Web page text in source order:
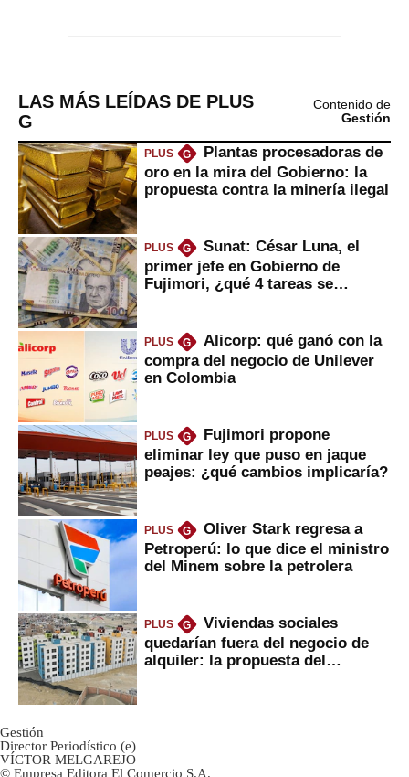
LAS MÁS LEÍDAS DE PLUS
G
Contenido de
Gestión
PLUS G
Plantas procesadoras de
oro en la mira del Gobierno: la
propuesta contra la minería ilegal
PLUS G
Sunat: César Luna, el
primer jefe en Gobierno de
Fujimori, ¿qué 4 tareas se
PLUS G
Alicorp: qué ganó con la
compra del negocio de Unilever
en Colombia
PLUS G
Fujimori propone
eliminar ley que puso en jaque
peajes: ¿qué cambios implicaría?
PLUS G
Oliver Stark regresa a
Petroperú: lo que dice el ministro
del Minem sobre la petrolera
PLUS G
Viviendas sociales
quedarían fuera del negocio de
alquiler: la propuesta del
Gestión
Director Periodístico (e)
VÍCTOR MELGAREJO
© Empresa Editora El Comercio S.A.